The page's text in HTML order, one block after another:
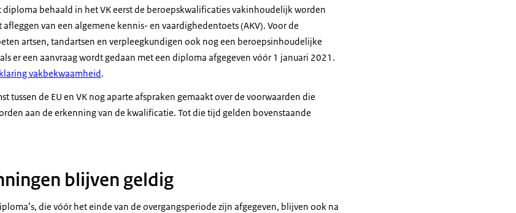
behaald in het VK eerst de beroepskwalificaties vakinhoudelijk worden
van een algemene kennis- en vaardighedentoets (AKV). Voor de
artsen, tandartsen en verpleegkundigen ook nog een beroepsinhoudelijke
er een aanvraag wordt gedaan met een diploma afgegeven vóór 1 januari 2021.
vakbekwaamheid.
tussen de EU en VK nog aparte afspraken gemaakt over de voorwaarden die
aan de erkenning van de kwalificatie. Tot die tijd gelden bovenstaande
blijven geldig
die vóór het einde van de overgangsperiode zijn afgegeven, blijven ook na